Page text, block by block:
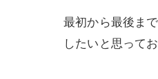
最初から最後ま
したいと思ってお